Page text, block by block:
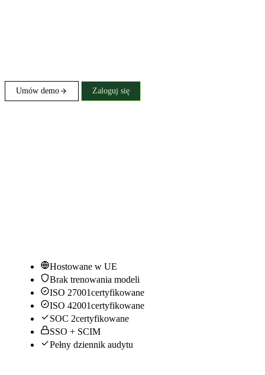
Umów demo Zaloguj się
Hostowane w UE
Brak trenowania modeli
ISO 27001certyfikowane
ISO 42001certyfikowane
SOC 2certyfikowane
SSO + SCIM
Pełny dziennik audytu